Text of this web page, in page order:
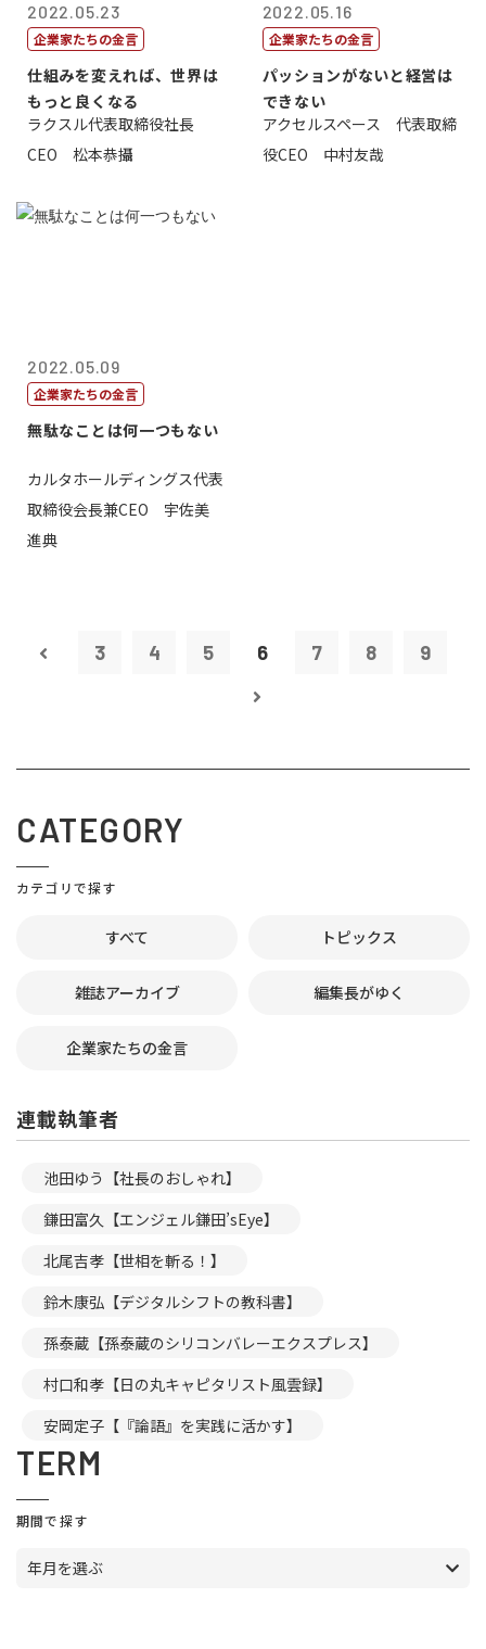
2022.05.23
企業家たちの金言
仕組みを変えれば、世界は
もっと良くなる
ラクスル代表取締役社長
CEO 松本恭攝
2022.05.16
企業家たちの金言
パッションがないと経営は
できない
アクセルスペース 代表取締
役CEO 中村友哉
2022.05.09
企業家たちの金言
無駄なことは何一つもない
カルタホールディングス代表
取締役会長兼CEO 宇佐美
進典
3 4 5 6 7 8 9
CATEGORY
カテゴリで探す
すべて トピックス
雑誌アーカイブ 編集長がゆく
企業家たちの金言
連載執筆者
池田ゆう【社長のおしゃれ】
鎌田富久【エンジェル鎌田’sEye】
北尾吉孝【世相を斬る！】
鈴木康弘【デジタルシフトの教科書】
孫泰蔵【孫泰蔵のシリコンバレーエクスプレス】
村口和孝【日の丸キャピタリスト風雲録】
安岡定子【『論語』を実践に活かす】
TERM
期間で探す
年月を選ぶ